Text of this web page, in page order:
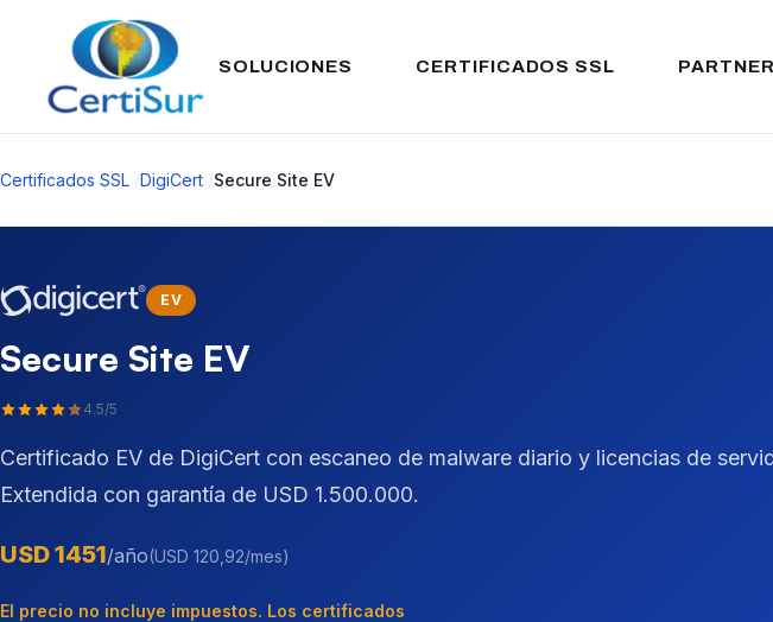
SOLUCIONES CERTIFICADOS SSL
Certificados SSL /DigiCert /Secure Site EV
EV
Secure Site EV
4.5/5
Certificado EV de DigiCert con escaneo de malware diario y licencias de
Extendida con garantía de USD 1.500.000.
USD 1451/año(USD 120,92/mes)
El precio no incluye impuestos. Los certificados